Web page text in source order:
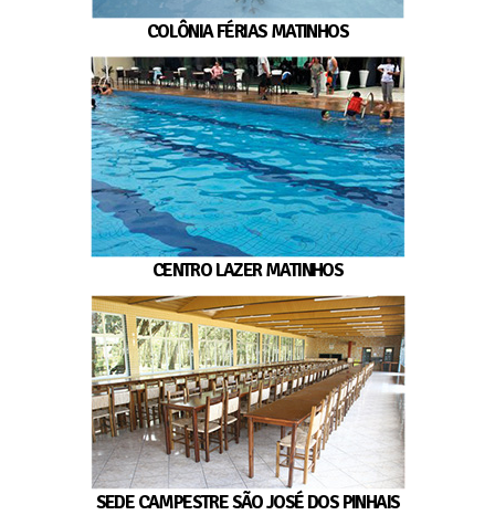
COLÔNIA FÉRIAS MATINHOS
CENTRO LAZER MATINHOS
SEDE CAMPESTRE SÃO JOSÉ DOS PINHAIS